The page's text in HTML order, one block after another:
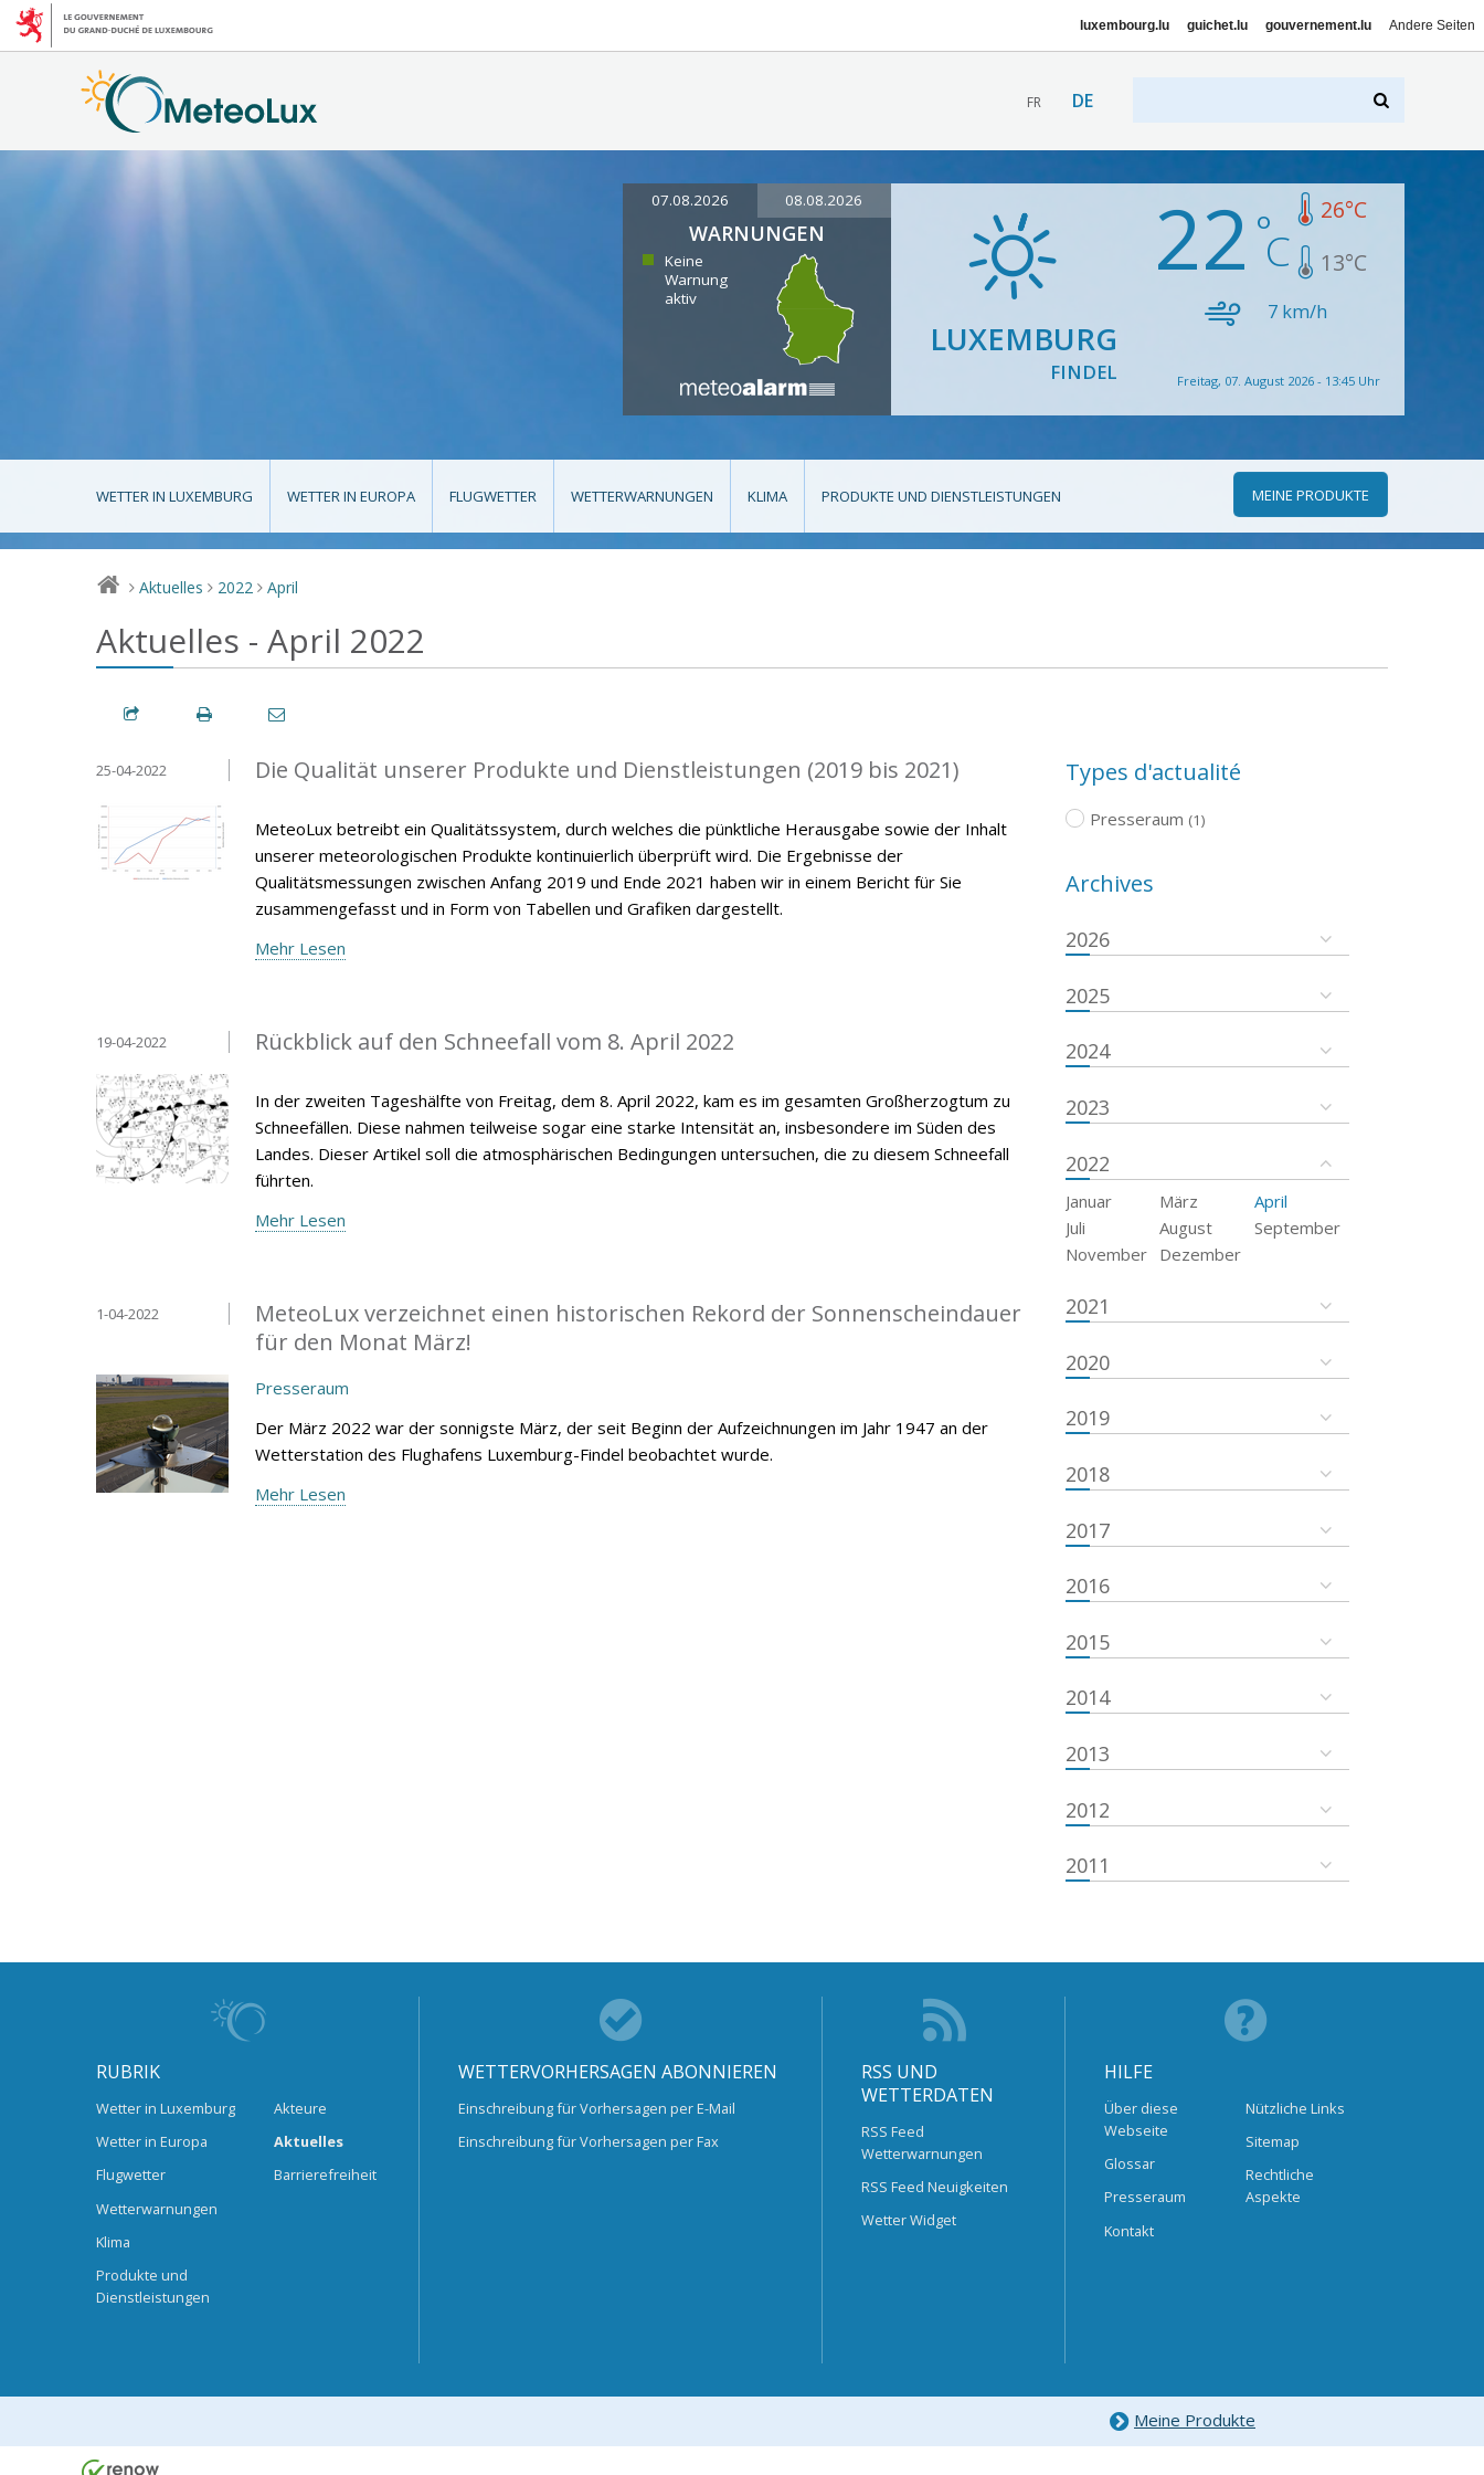
luxembourg.lu guichet.lu gouvernement.lu Andere Seiten
FR DE
07.08.2026 08.08.2026
WARNUNGEN
Keine
Warnung
aktiv
LUXEMBURG
FINDEL
22 26°C
13°C
7 km/h
Freitag, 07. August 2026 - 13:45 Uhr
WETTER IN LUXEMBURG WETTER IN EUROPA FLUGWETTER WETTERWARNUNGEN KLIMA PRODUKTE UND DIENSTLEISTUNGEN MEINE PRODUKTE
> Aktuelles > 2022 > April
Aktuelles - April 2022
Die Qualität unserer Produkte und Dienstleistungen (2019 bis 2021)
25-04-2022
MeteoLux betreibt ein Qualitätssystem, durch welches die pünktliche Herausgabe sowie der Inhalt
unserer meteorologischen Produkte kontinuierlich überprüft wird. Die Ergebnisse der
Qualitätsmessungen zwischen Anfang 2019 und Ende 2021 haben wir in einem Bericht für Sie
zusammengefasst und in Form von Tabellen und Grafiken dargestellt.
Mehr Lesen
Rückblick auf den Schneefall vom 8. April 2022
19-04-2022
In der zweiten Tageshälfte von Freitag, dem 8. April 2022, kam es im gesamten Großherzogtum zu
Schneefällen. Diese nahmen teilweise sogar eine starke Intensität an, insbesondere im Süden des
Landes. Dieser Artikel soll die atmosphärischen Bedingungen untersuchen, die zu diesem Schneefall
führten.
Mehr Lesen
MeteoLux verzeichnet einen historischen Rekord der Sonnenscheindauer
für den Monat März!
1-04-2022
Presseraum
Der März 2022 war der sonnigste März, der seit Beginn der Aufzeichnungen im Jahr 1947 an der
Wetterstation des Flughafens Luxemburg-Findel beobachtet wurde.
Mehr Lesen
Types d'actualité
Presseraum (1)
Archives
2026
2025
2024
2023
2022
Januar März
April
Juli
August
September
November
Dezember
2021
2020
2019
2018
2017
2016
2015
2014
2013
2012
2011
RUBRIK
Wetter in Luxemburg
Wetter in Europa
Flugwetter
Wetterwarnungen
Klima
Produkte und
Dienstleistungen
Akteure
Aktuelles
Barrierefreiheit
WETTERVORHERSAGEN ABONNIEREN
Einschreibung für Vorhersagen per E-Mail
Einschreibung für Vorhersagen per Fax
RSS UND
WETTERDATEN
RSS Feed
Wetterwarnungen
RSS Feed Neuigkeiten
Wetter Widget
HILFE
Über diese
Webseite
Glossar
Presseraum
Kontakt
Nützliche Links
Sitemap
Rechtliche
Aspekte
Meine Produkte